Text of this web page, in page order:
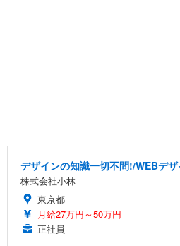
デザインの知識一切不問!/WEBデ
株式会社小林
東京都
月給27万円～50万円
正社員